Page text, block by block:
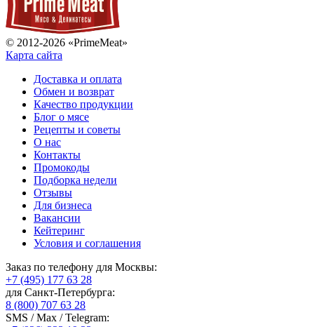
© 2012-2026 «PrimeMeat»
Карта сайта
Доставка и оплата
Обмен и возврат
Качество продукции
Блог о мясе
Рецепты и советы
О нас
Контакты
Промокоды
Подборка недели
Отзывы
Для бизнеса
Вакансии
Кейтеринг
Условия и соглашения
Заказ по телефону для Москвы:
+7 (495) 177 63 28
для Санкт-Петербурга:
8 (800) 707 63 28
SMS / Max / Telegram: